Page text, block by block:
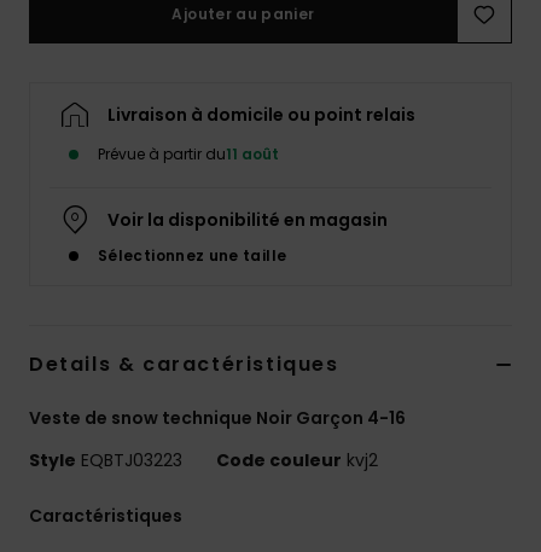
Ajouter au panier
Livraison à domicile ou point relais
Prévue à partir du11 août
Voir la disponibilité en magasin
Sélectionnez une taille
Details & caractéristiques
Veste de snow technique Noir Garçon 4-16
Style EQBTJ03223 Code couleur kvj2
Caractéristiques